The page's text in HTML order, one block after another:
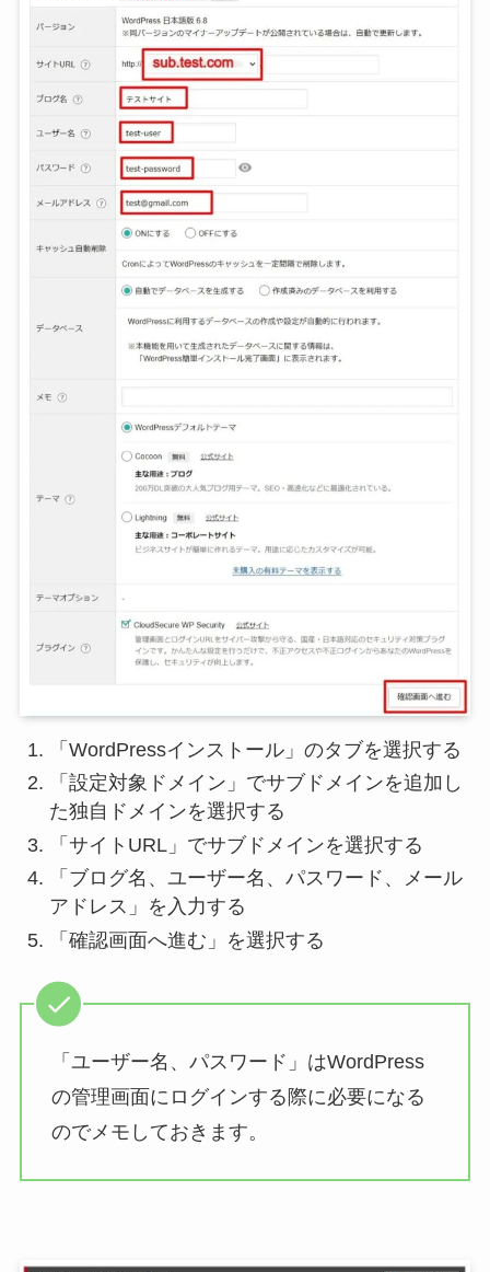
「WordPressインストール」のタブを選択する
「設定対象ドメイン」でサブドメインを追加し
た独自ドメインを選択する
「サイトURL」でサブドメインを選択する
「ブログ名、ユーザー名、パスワード、メール
アドレス」を入力する
「確認画面へ進む」を選択する
「ユーザー名、パスワード」はWordPress
の管理画面にログインする際に必要になる
のでメモしておきます。